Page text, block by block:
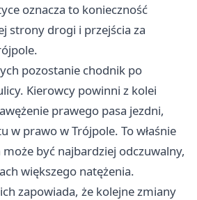
oznacza to konieczność
strony drogi i przejścia za
pozostanie chodnik po
Kierowcy powinni z kolei
prawego pasa jezdni,
w prawo w Trójpole. To właśnie
być najbardziej odczuwalny,
większego natężenia.
zapowiada, że kolejne zmiany